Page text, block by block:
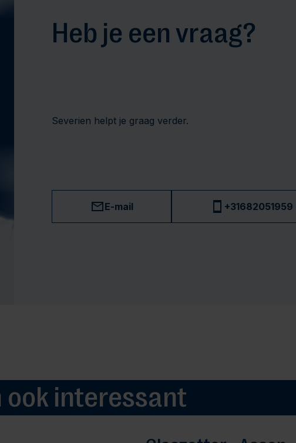
Heb je een vraag?
Severien helpt je graag verder.
E-mail +31682051959
ook interessant